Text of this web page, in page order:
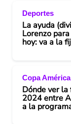
Deportes
La ayuda
Lorenzo
hoy: va a la
Copa América
Dónde ver la
2024 entre
a la